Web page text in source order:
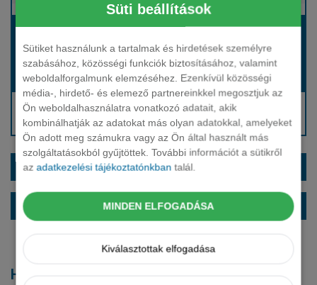
Süti beállítások
Sütiket használunk a tartalmak és hirdetések személyre
szabásához, közösségi funkciók biztosításához, valamint
weboldalforgalmunk elemzéséhez. Ezenkívül közösségi
média-, hirdető- és elemező partnereinkkel megosztjuk az
Ön weboldalhasználatra vonatkozó adatait, akik
kombinálhatják az adatokat más olyan adatokkal, amelyeket
Ön adott meg számukra vagy az Ön által használt más
szolgáltatásokból gyűjtöttek. További információt a sütikről
azadatkezelési tájékoztatónkban talál.
MINDEN ELFOGADÁSA
Kiválasztottak elfogadása
Bérleti díj:
Hívjon bennünket!
Induló bérleti díj: Hívjon bennünket!
Hívjon: +36 1 888 0088
Kérjen visszahívást!
EXTRÁK ÉS SZÍNEK
ALAPFELSZERELTSÉG
Hasonló modellek